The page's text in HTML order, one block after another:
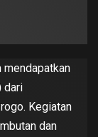
dari
Kegiatan
dan